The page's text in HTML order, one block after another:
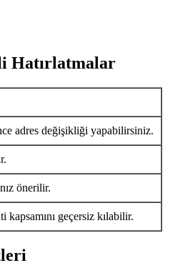
Hatırlatmalar
adres değişikliği yapabilirsiniz.
önerilir.
geçersiz kılabilir.